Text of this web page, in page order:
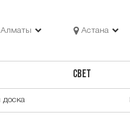
Алматы Астана
СВЕТ
доска